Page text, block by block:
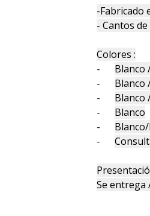
-Fabricado
- Cantos de
Colores :
- Blanco
- Blanco
- Blanco
- Blanco
-
-
Se entrega